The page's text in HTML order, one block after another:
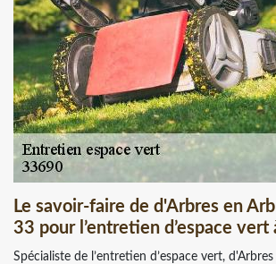
Le savoir-faire de d'Arbres en
33 pour l’entretien d’espace vert
Spécialiste de l’entretien d’espace vert,